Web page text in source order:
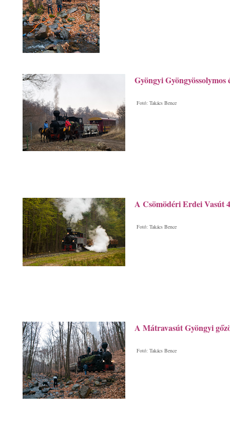
Gyöngyi
Fotó: Takács Bence
A Csömödéri Erdei Vasút
Fotó: Takács Bence
A Mátravasút Gyöngyi
Fotó: Takács Bence